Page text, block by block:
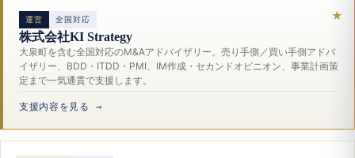
運営 全国対応
株式会社KI Strategy
大泉町を含む全国対応のM&Aアドバイザリー。売り手側／買い手側アドバ
イザリー、BDD・ITDD・PMI、IM作成・セカンドオピニオン、事業計画策
定まで一気通貫で支援します。
支援内容を見る →